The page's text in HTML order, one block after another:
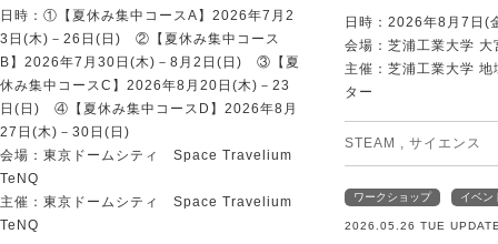
日時：①【夏休み集中コースA】2026年7月2
3日(木)－26日(日) ②【夏休み集中コース
B】2026年7月30日(木)－8月2日(日) ③【夏
休み集中コースC】2026年8月20日(木)－23
日(日) ④【夏休み集中コースD】2026年8月
27日(木)－30日(日)
会場：東京ドームシティ Space Travelium
TeNQ
主催：東京ドームシティ Space Travelium
TeNQ
日時：2026年8月7日(
会場：芝浦工業大学 大
主催：芝浦工業大学
ター
STEAM , サイエンス
ワークショップ イベン
2026.05.26 TUE